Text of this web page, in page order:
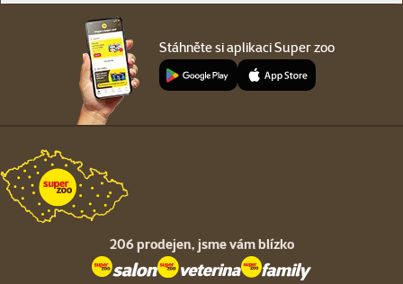
Stáhněte si aplikaci Super zoo
206 prodejen, jsme vám blízko